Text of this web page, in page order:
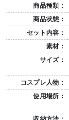
商品種類：
商品状態：
セット内容：
素材：
サイズ：
コスプレ人物：
使用場所：